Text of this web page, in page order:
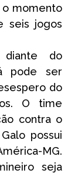
o momento
seis jogos
diante do
pode ser
do
O time
contra o
possui
MG.
seja